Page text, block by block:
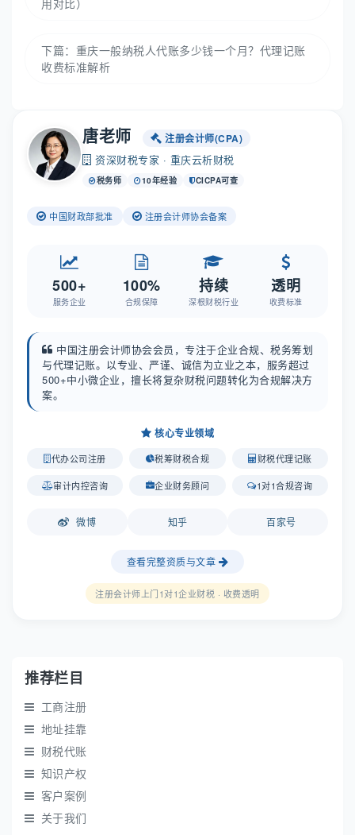
用对比）
下篇： 重庆一般纳税人代账多少钱一个月？代理记账
收费标准解析
唐老师 注册会计师(CPA)
资深财税专家 · 重庆云析财税
税务师 10年经验 CICPA可查
中国财政部批准 注册会计师协会备案
500+
服务企业
100%
合规保障
持续
深根财税行业
透明
收费标准
中国注册会计师协会会员，专注于企业合规、税务筹划
与代理记账。以专业、严谨、诚信为立业之本，服务超过
500+中小微企业，擅长将复杂财税问题转化为合规解决方
案。
核心专业领域
代办公司注册 税筹财税合规 财税代理记账
审计内控咨询 企业财务顾问 1对1合规咨询
微博 知乎 百家号
查看完整资质与文章
注册会计师上门1对1企业财税 · 收费透明
推荐栏目
工商注册
地址挂靠
财税代账
知识产权
客户案例
关于我们